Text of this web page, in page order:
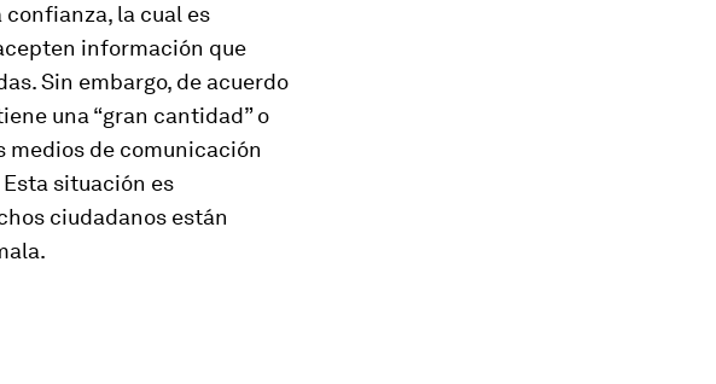
confianza, la cual es
información que
Sin embargo, de acuerdo
una “gran cantidad” o
medios de comunicación
situación es
ciudadanos están